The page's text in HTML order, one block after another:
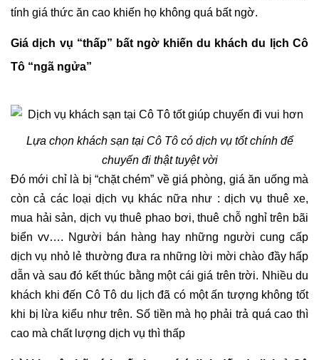
tính giá thức ăn cao khiến họ không quá bất ngờ.
Giá dịch vụ “thấp” bất ngờ khiến du khách du lịch Cô
Tô “ngã ngửa”
Lựa chọn khách sạn tại Cô Tô có dịch vụ tốt chính để
chuyến đi thật tuyệt vời
Đó mới chỉ là bị “chặt chém” về giá phòng, giá ăn uống mà
còn cả các loại dịch vụ khác nữa như : dịch vụ thuê xe,
mua hải sản, dịch vụ thuê phao bơi, thuê chỗ nghỉ trên bãi
biển vv…. Người bán hàng hay những người cung cấp
dịch vụ nhỏ lẻ thường đưa ra những lời mời chào đầy hấp
dẫn và sau đó kết thúc bằng một cái giá trên trời. Nhiều du
khách khi đến Cô Tô du lịch đã có một ấn tượng không tốt
khi bị lừa kiểu như trên. Số tiền mà họ phải trả quá cao thì
cao mà chất lượng dịch vụ thì thấp